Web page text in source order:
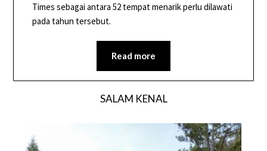
Times sebagai antara 52 tempat menarik perlu dilawati
pada tahun tersebut.
Read more
SALAM KENAL